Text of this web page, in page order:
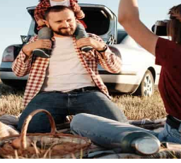
MARSEILLE - FRANCE